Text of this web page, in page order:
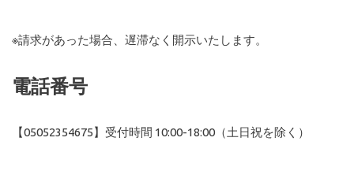
※請求があった場合、遅滞なく開示いたします。
電話番号
【05052354675】受付時間 10:00-18:00（土日祝を除く）